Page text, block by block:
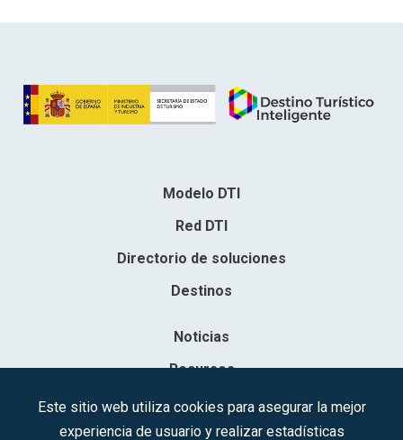
Modelo DTI
Red DTI
Directorio de soluciones
Destinos
Noticias
Recursos
Contacto
Este sitio web utiliza cookies para asegurar la mejor
experiencia de usuario y realizar estadísticas